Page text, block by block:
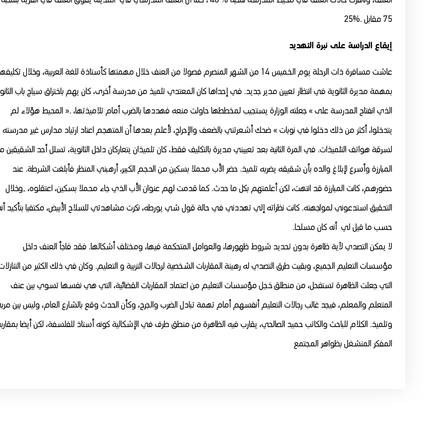
75 مقابل .%25
إيقاع الدراسة على نبرة التهديد
عاشت مسافرة ذات الرحلة يوم الخميس 14 من الشهر المنصرم فصولا من العنف خلال مهمتها كأستاذة للغة العربية، وخلال
بمهمة مديرة الثانوية في انتظار تعيين مدير جديد. في إحداها كان المعتدي تلميذ من مدرسة أخرى، كان يهم باختراق سياج باب
الذي انفتاح المدرسة على » جعلته الوزارة يستجيب لمخططها حاولت منعه فهددها بالضرب أمام تلاميذتها، .« المحيط هؤلاء لم
يتدخلوا، أكثر من ذلك دخلوا في نوبات » ضحك أشعرتني بالضعف والإحراج، لأعلم بعدها أن المتهجم اعتاد ارتياد مدارس غير مدرسته
لسرقة هواتف التلميذات. في المرة الثانية بعد تعييني مديرة بالتكليف فقط، كان تلميذان يتعاركان داخل الثانوية، تسلل أحد الشقيقين
المبارزة وأسرع لإبلاغ والده بأن شقيقه يضربه تلميذ. حضر الأب محملا بسكين من الحجم الكبير، أرهبني المنظر فأبلغت الشرطة. عند
حضورهم، كانت المبارزة قد انتهت، لكن أعلمتهم بكل ما حدث. كما قدمت لهم عنوان الأب الذي جاء محملا بسكين، اعتقلوه، ,وخلال
التحقيق استدعوني لمواجهته. كانت نظراته إلي تهددني في حالة قول شي يورطه، نكرت مشاهدتي للسلاح الأبيض، مكتفيا بتأكيد
حسب ما قيل لي أنه كان مسلحا.
لا يمكن التصدي لآية ظاهرة بدون تحديد شروط ظهورها، والعوامل المتحكمة فيها، ومختلف أشكالها. فقد فاجأ العنف داخل
مؤسسات التعليم الجميع، وبقيت طرق التصدي له رهينة المقاربات الشخصية لرجالات التربية و التعليم. وكان في ذلك الكثير من
التي جعلت الظاهرة تستفحل، من منطلق خجل مؤسسات التعليم من اعتماد المقاربات القضائية، التي هي نفسها تسوي بين عنف
المتعلم والمعلم، فيجد غالب رجالات التعليم أنفسهم أمام تهمة تبادل الضرب والجرح، وكأن الحدث وقع بالشارع العام، وليس بين
وتلميذ. الكلام للباحث والكاتب حميد الصالحي، يقارب فيه الظاهرة من منطق طرف في الإشكالية كونه أستاذ للفلسفة، لكن أيضا
المفكر المنشغل بظواهر المجتمع